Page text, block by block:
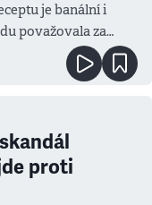
je banální i
považovala za
proti